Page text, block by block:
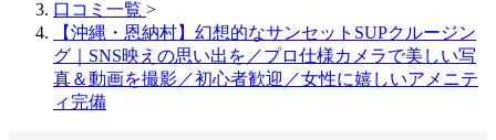
口コミ一覧 >
【沖縄・恩納村】幻想的なサンセットSUPクルージン
グ｜SNS映えの思い出を／プロ仕様カメラで美しい写
真＆動画を撮影／初心者歓迎／女性に嬉しいアメニテ
ィ完備